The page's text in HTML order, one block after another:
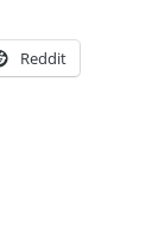
Reddit